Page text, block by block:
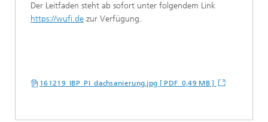
Der Leitfaden steht ab sofort unter folgendem Link
https://wufi.de zur Verfügung.
161219_IBP_PI_dachsanierung.jpg [ PDF 0,49 MB ]